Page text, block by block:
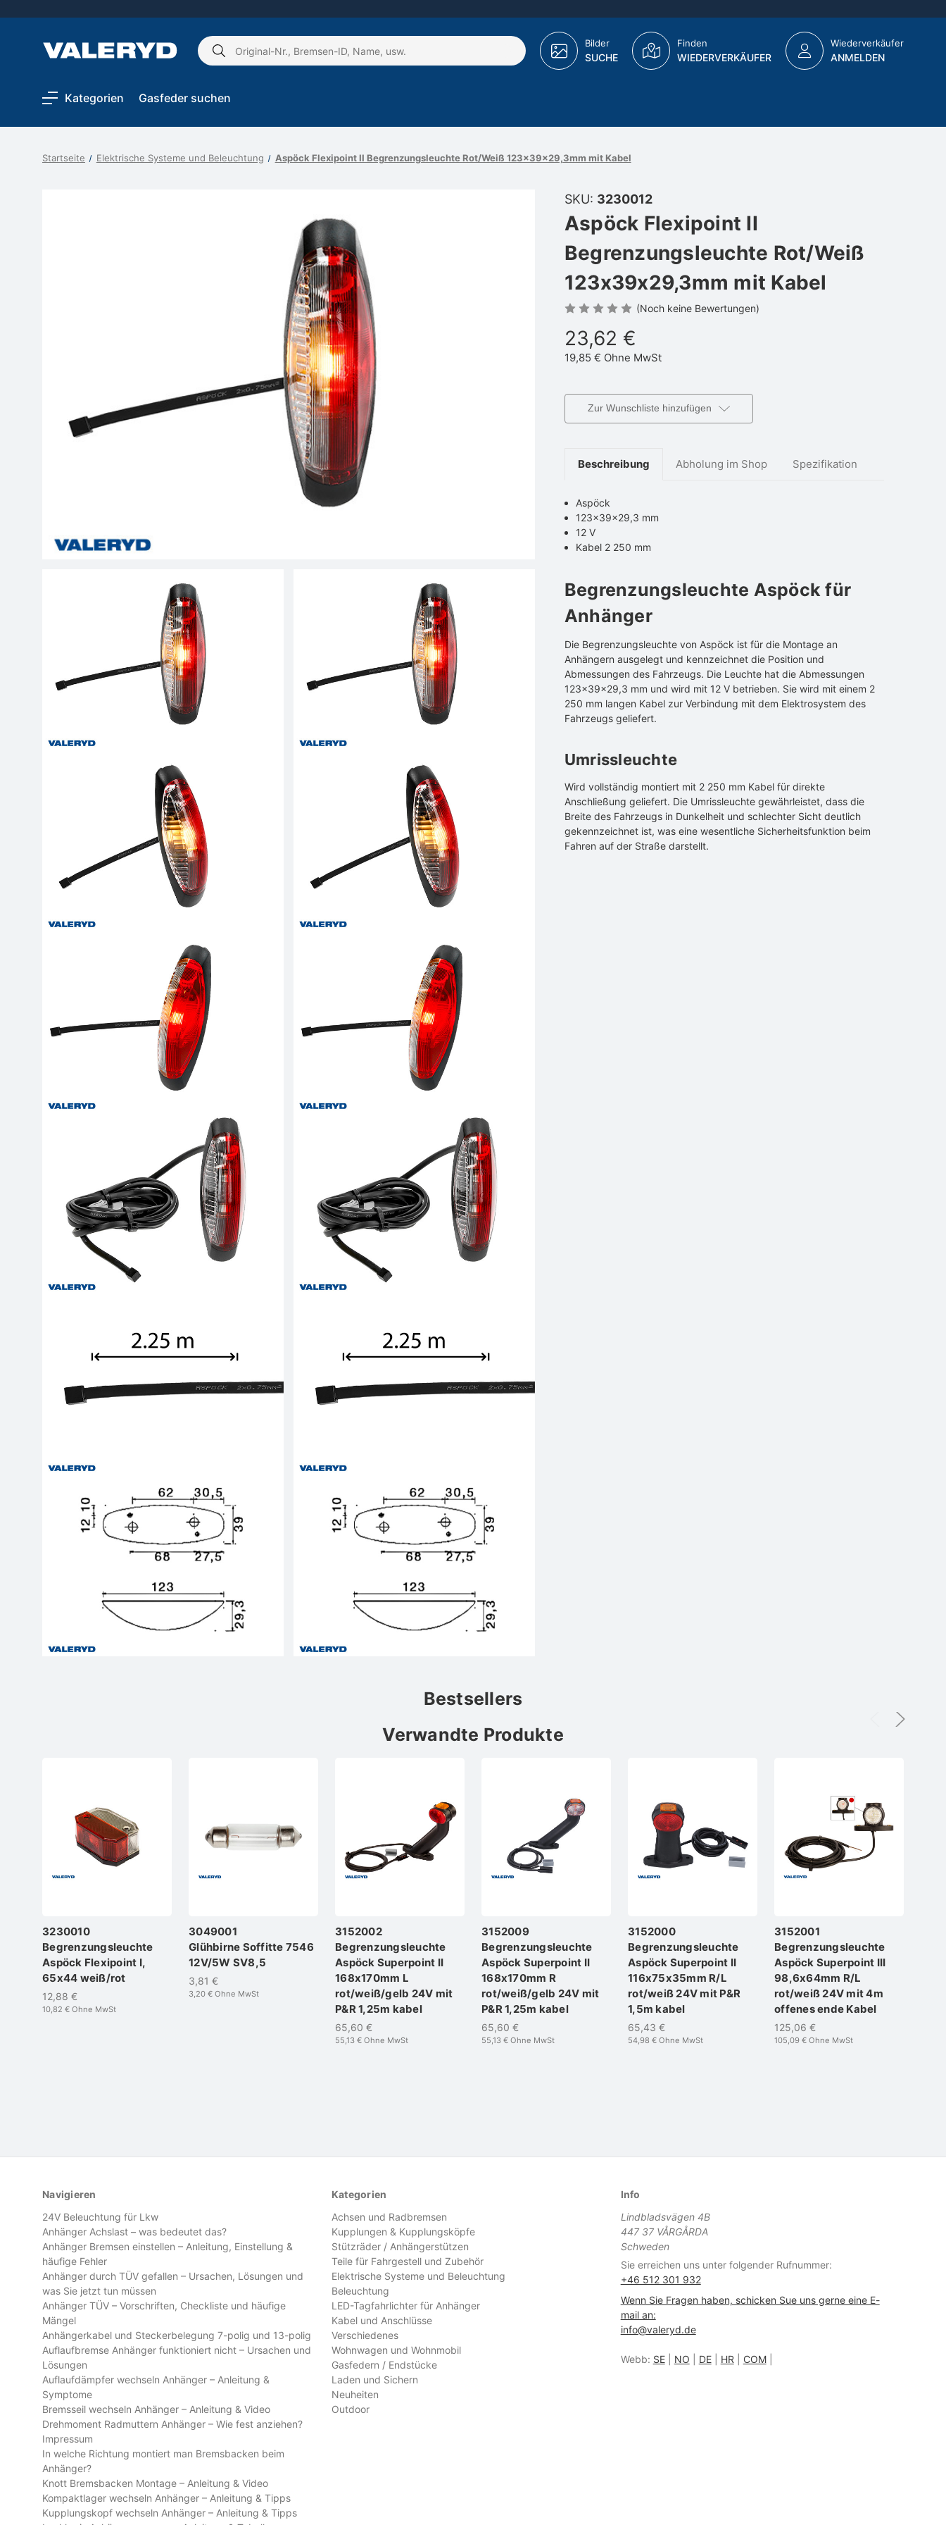
Schlagwort
Bilder
SUCHE
Finden
WIEDERVERKÄUFER
Wiederverkäufer
ANMELDEN
Kategorien Gasfeder suchen
Startseite Elektrische Systeme und Beleuchtung Aspöck Flexipoint II Begrenzungsleuchte Rot/Weiß 123x39x29,3mm mit Kabel
SKU: 3230012
Aspöck Flexipoint II
Begrenzungsleuchte Rot/Weiß
123x39x29,3mm mit Kabel
(Noch keine Bewertungen)
23,62 €
19,85 € Ohne MwSt
Zur Wunschliste hinzufügen
Beschreibung Abholung im Shop Spezifikation
Aspöck
123×39×29,3 mm
12 V
Kabel 2 250 mm
Begrenzungsleuchte Aspöck für
Anhänger
Die Begrenzungsleuchte von Aspöck ist für die Montage an
Anhängern ausgelegt und kennzeichnet die Position und
Abmessungen des Fahrzeugs. Die Leuchte hat die Abmessungen
123×39×29,3 mm und wird mit 12 V betrieben. Sie wird mit einem 2
250 mm langen Kabel zur Verbindung mit dem Elektrosystem des
Fahrzeugs geliefert.
Umrissleuchte
Wird vollständig montiert mit 2 250 mm Kabel für direkte
Anschließung geliefert. Die Umrissleuchte gewährleistet, dass die
Breite des Fahrzeugs in Dunkelheit und schlechter Sicht deutlich
gekennzeichnet ist, was eine wesentliche Sicherheitsfunktion beim
Fahren auf der Straße darstellt.
Bestsellers
Verwandte Produkte
3230010
Begrenzungsleuchte
Aspöck Flexipoint I,
65x44 weiß/rot
12,88 €
10,82 € Ohne MwSt
3049001
Glühbirne Soffitte 7546
12V/5W SV8,5
3,81 €
3,20 € Ohne MwSt
3152002
Begrenzungsleuchte
Aspöck Superpoint II
168x170mm L
rot/weiß/gelb 24V mit
P&R 1,25m kabel
65,60 €
55,13 € Ohne MwSt
3152009
Begrenzungsleuchte
Aspöck Superpoint II
168x170mm R
rot/weiß/gelb 24V mit
P&R 1,25m kabel
65,60 €
55,13 € Ohne MwSt
3152000
Begrenzungsleuchte
Aspöck Superpoint II
116x75x35mm R/L
rot/weiß 24V mit P&R
1,5m kabel
65,43 €
54,98 € Ohne MwSt
3152001
Begrenzungsleuchte
Aspöck Superpoint III
98,6x64mm R/L
rot/weiß 24V mit 4m
offenes ende Kabel
125,06 €
105,09 € Ohne MwSt
Navigieren
24V Beleuchtung für Lkw
Anhänger Achslast – was bedeutet das?
Anhänger Bremsen einstellen – Anleitung, Einstellung &
häufige Fehler
Anhänger durch TÜV gefallen – Ursachen, Lösungen und
was Sie jetzt tun müssen
Anhänger TÜV – Vorschriften, Checkliste und häufige
Mängel
Anhängerkabel und Steckerbelegung 7-polig und 13-polig
Auflaufbremse Anhänger funktioniert nicht – Ursachen und
Lösungen
Auflaufdämpfer wechseln Anhänger – Anleitung &
Symptome
Bremsseil wechseln Anhänger – Anleitung & Video
Drehmoment Radmuttern Anhänger – Wie fest anziehen?
Impressum
In welche Richtung montiert man Bremsbacken beim
Anhänger?
Knott Bremsbacken Montage – Anleitung & Video
Kompaktlager wechseln Anhänger – Anleitung & Tipps
Kupplungskopf wechseln Anhänger – Anleitung & Tipps
Kategorien
Achsen und Radbremsen
Kupplungen & Kupplungsköpfe
Stützräder / Anhängerstützen
Teile für Fahrgestell und Zubehör
Elektrische Systeme und Beleuchtung
Beleuchtung
LED-Tagfahrlichter für Anhänger
Kabel und Anschlüsse
Verschiedenes
Wohnwagen und Wohnmobil
Gasfedern / Endstücke
Laden und Sichern
Neuheiten
Outdoor
Info
Lindbladsvägen 4B
447 37 VÅRGÅRDA
Schweden
Sie erreichen uns unter folgender Rufnummer:
+46 512 301 932
Wenn Sie Fragen haben, schicken Sue uns gerne eine E-
mail an:
info@valeryd.de
Webb: SE| NO DE| HR COM|